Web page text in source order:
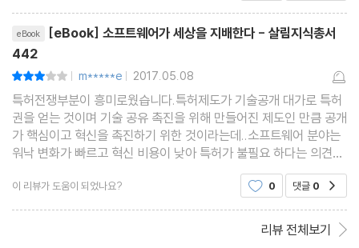
eBook
[eBook] 소프트웨어가 세상을 지배한다 - 살림지식총서
442
| m*****e | 2017.05.08
특허전쟁부분이 흥미로웠습니다.특허제도가 기술공개 대가로 특허
권을 얻는 것이며 기술 공유 촉진을 위해 만들어진 제도인 만큼 공개
가 핵심이고 혁신을 촉진하기 위한 것이라는데..소프트웨어 분야는
워낙 변화가 빠르고 혁신 비용이 낮아 특허가 불필요 하다는 의견이
네요.특허가 혁신을 지체시킬 가능성이 높다는데, 줄잇는 거대기업
의 이런 특허소송이 기술혁신을 방해할 거라는 군
이 리뷰가 도움이 되었나요? 0 댓글 0
리뷰 전체보기